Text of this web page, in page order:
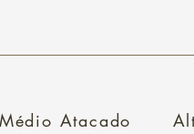
Médio Atacado